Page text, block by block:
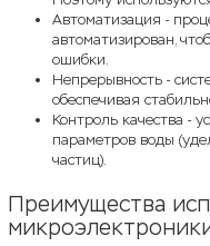
Автоматизация -
автоматизирован,
ошибки.
Непрерывность -
обеспечивая
Контроль качества -
параметров воды
частиц).
Преимущества